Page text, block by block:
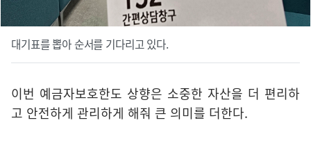
대기표를 뽑아 순서를 기다리고 있다.
이번 예금자보호한도 상향은 소중한 자산을 더 편리하
고 안전하게 관리하게 해줘 큰 의미를 더한다.